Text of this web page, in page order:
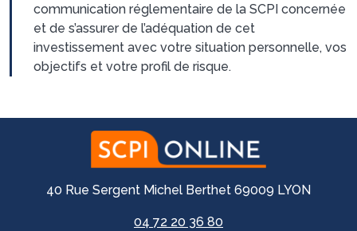
communication réglementaire de la SCPI concernée
et de s’assurer de l’adéquation de cet
investissement avec votre situation personnelle, vos
objectifs et votre profil de risque.
40 Rue Sergent Michel Berthet 69009 LYON
04 72 20 36 80